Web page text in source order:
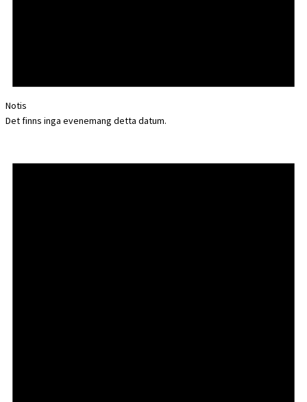
Notis
Det finns inga evenemang detta datum.